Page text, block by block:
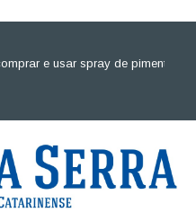
e usar spray de pimenta para